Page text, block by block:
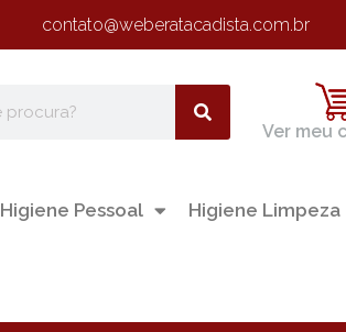
contato@weberatacadista.com.br
Ver meu
Higiene Pessoal Higiene Limpeza